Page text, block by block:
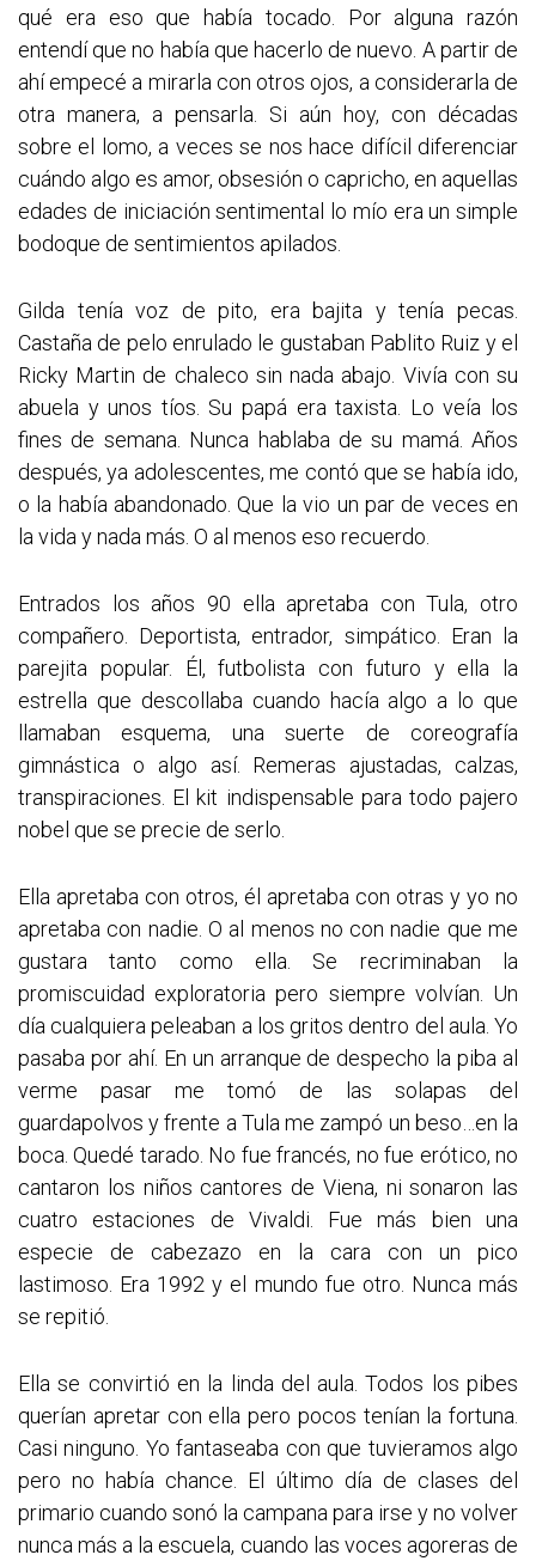
qué era eso que había tocado. Por alguna razón
entendí que no había que hacerlo de nuevo. A partir de
ahí empecé a mirarla con otros ojos, a considerarla de
otra manera, a pensarla. Si aún hoy, con décadas
sobre el lomo, a veces se nos hace difícil diferenciar
cuándo algo es amor, obsesión o capricho, en aquellas
edades de iniciación sentimental lo mío era un simple
bodoque de sentimientos apilados.
Gilda tenía voz de pito, era bajita y tenía pecas.
Castaña de pelo enrulado le gustaban Pablito Ruiz y el
Ricky Martin de chaleco sin nada abajo. Vivía con su
abuela y unos tíos. Su papá era taxista. Lo veía los
fines de semana. Nunca hablaba de su mamá. Años
después, ya adolescentes, me contó que se había ido,
o la había abandonado. Que la vio un par de veces en
la vida y nada más. O al menos eso recuerdo.
Entrados los años 90 ella apretaba con Tula, otro
compañero. Deportista, entrador, simpático. Eran la
parejita popular. Él, futbolista con futuro y ella la
estrella que descollaba cuando hacía algo a lo que
llamaban esquema, una suerte de coreografía
gimnástica o algo así. Remeras ajustadas, calzas,
transpiraciones. El kit indispensable para todo pajero
nobel que se precie de serlo.
Ella apretaba con otros, él apretaba con otras y yo no
apretaba con nadie. O al menos no con nadie que me
gustara tanto como ella. Se recriminaban la
promiscuidad exploratoria pero siempre volvían. Un
día cualquiera peleaban a los gritos dentro del aula. Yo
pasaba por ahí. En un arranque de despecho la piba al
verme pasar me tomó de las solapas del
guardapolvos y frente a Tula me zampó un beso…en la
boca. Quedé tarado. No fue francés, no fue erótico, no
cantaron los niños cantores de Viena, ni sonaron las
cuatro estaciones de Vivaldi. Fue más bien una
especie de cabezazo en la cara con un pico
lastimoso. Era 1992 y el mundo fue otro. Nunca más
se repitió.
Ella se convirtió en la linda del aula. Todos los pibes
querían apretar con ella pero pocos tenían la fortuna.
Casi ninguno. Yo fantaseaba con que tuvieramos algo
pero no había chance. El último día de clases del
primario cuando sonó la campana para irse y no volver
nunca más a la escuela, cuando las voces agoreras de